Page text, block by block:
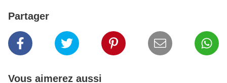
Partager
Vous aimerez aussi